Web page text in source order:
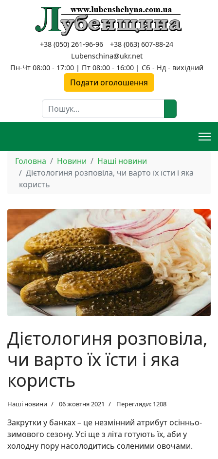
+38 (050) 261-96-96
+38 (063) 607-88-24
Lubenschina@ukr.net
Пн-Чт 08:00 - 17:00 | Пт 08:00 - 16:00 | Сб - Нд - вихідний
Подати оголошення
Пошук
Головна Новини
Наші новини
Дієтологиня розповіла, чи варто їх їсти і яка
користь
Дієтологиня розповіла,
чи варто їх їсти і яка
користь
Наші новини 06 жовтня 2021 Перегляди: 1208
Закрутки у банках – це незмінний атрибут осінньо-
зимового сезону. Усі ще з літа готують їх, аби у
холодну пору насолодитись соленими овочами.